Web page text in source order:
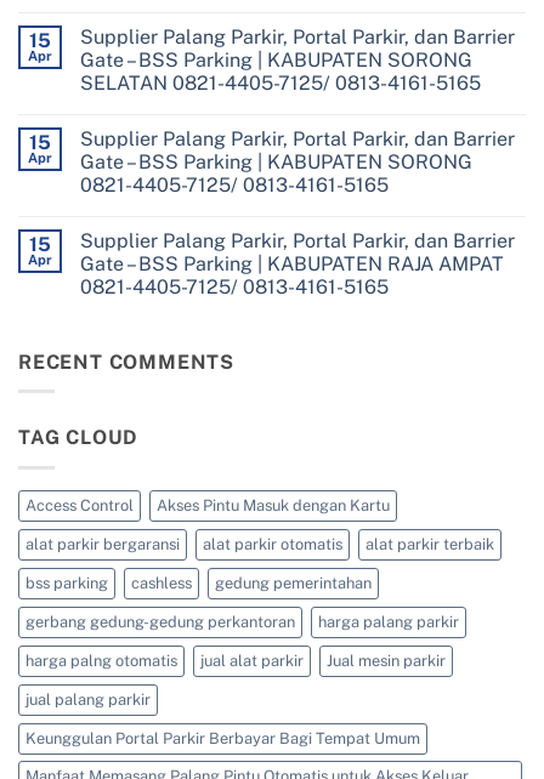
dan
Barrier
Gate
–
BSS
KOTA
SORONG
0821-
4405-
4161-
5165
on
Supplier
Palang
Parkir,
dan
Barrier
Gate
–
BSS
KABUPATEN
TAMBRAUW
0821-
4405-
5165
15
Apr
Supplier Palang Parkir, Portal Parkir, dan Barrier
Gate – BSS Parking | KABUPATEN SORONG
SELATAN 0821-4405-7125/ 0813-4161-5165
on
Supplier
Palang
Parkir,
dan
Barrier
Gate
–
BSS
SORONG
SELATAN
0813-
15
Apr
Supplier Palang Parkir, Portal Parkir, dan Barrier
Gate – BSS Parking | KABUPATEN SORONG
0821-4405-7125/ 0813-4161-5165
on
Supplier
Palang
Parkir,
Barrier
Gate
|
KABUPATEN
4405-
7125/
0813-
4161-
5165
15
Apr
Supplier Palang Parkir, Portal Parkir, dan Barrier
Gate – BSS Parking | KABUPATEN RAJA AMPAT
0821-4405-7125/ 0813-4161-5165
Supplier
Palang
dan
BSS
Parking
|
KABUPATEN
RAJA
AMPAT
0821-
4405-
7125/
0813-
4161-
5165
RECENT COMMENTS
TAG CLOUD
Access Control Akses Pintu Masuk dengan Kartu
alat parkir bergaransi alat parkir otomatis alat parkir terbaik
bss parking cashless gedung pemerintahan
gerbang gedung-gedung perkantoran harga palang parkir
harga palng otomatis jual alat parkir Jual mesin parkir
jual palang parkir
Keunggulan Portal Parkir Berbayar Bagi Tempat Umum